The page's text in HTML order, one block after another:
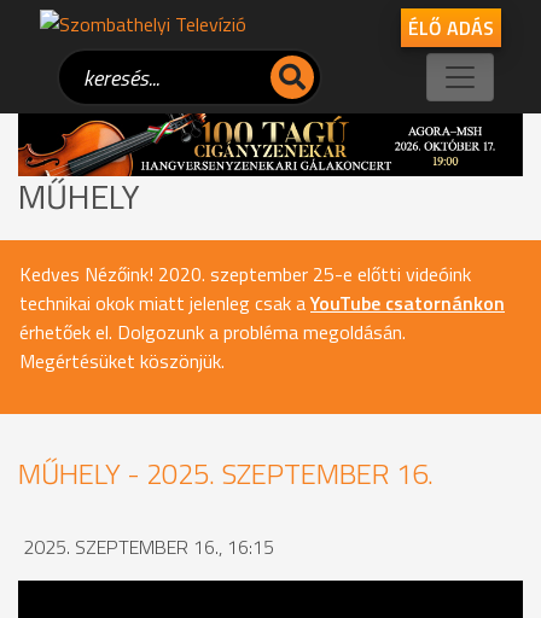
ÉLŐ ADÁS
MŰHELY
Kedves Nézőink! 2020. szeptember 25-e előtti videóink
technikai okok miatt jelenleg csak aYouTube csatornánkon
érhetőek el. Dolgozunk a probléma megoldásán.
Megértésüket köszönjük.
MŰHELY - 2025. SZEPTEMBER 16.
2025. SZEPTEMBER 16., 16:15